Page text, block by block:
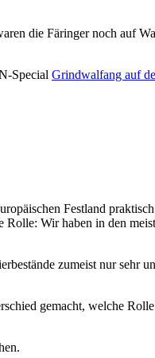
die Färinger noch auf
Special Grindwalfang auf
Festland
Wir haben in den
zumeist nur sehr
gemacht, welche